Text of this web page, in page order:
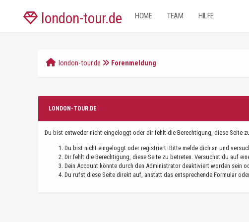
london-tour.de HOME TEAM HILFE
london-tour.de Forenmeldung
LONDON-TOUR.DE
Du bist entweder nicht eingeloggt oder dir fehlt die Berechtigung, diese Seite
Du bist nicht eingeloggt oder registriert. Bitte melde dich an und
Dir fehlt die Berechtigung, diese Seite zu betreten. Versuchst du auf
Dein Account könnte durch den Administrator deaktiviert worden sein
Du rufst diese Seite direkt auf, anstatt das entsprechende Formular